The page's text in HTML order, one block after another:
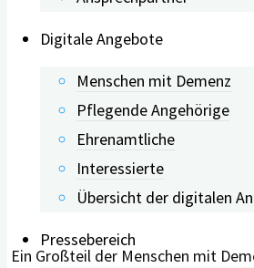
Digitale Angebote
Menschen mit Demenz
Pflegende Angehörige
Ehrenamtliche
Interessierte
Übersicht der digitalen
Pressebereich
Ein Großteil der Menschen mit